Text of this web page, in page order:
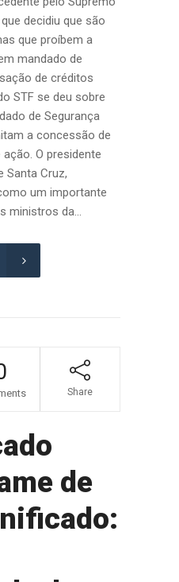
decidiu que são
que proíbem a
mandado de
de créditos
STF se deu sobre
de Segurança
a concessão de
O presidente
Santa Cruz,
um importante
ministros da...
Share
de